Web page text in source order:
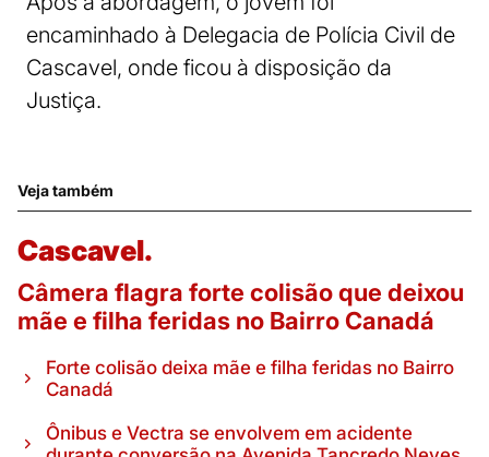
encaminhado à Delegacia de Polícia Civil de
Cascavel, onde ficou à disposição da
Justiça.
Veja também
Cascavel.
Câmera flagra forte colisão que deixou
mãe e filha feridas no Bairro Canadá
Forte colisão deixa mãe e filha feridas no Bairro
Canadá
Ônibus e Vectra se envolvem em acidente